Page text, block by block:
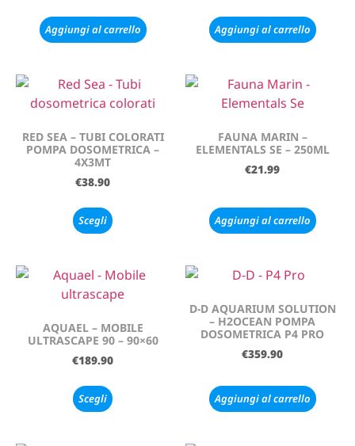
Aggiungi al carrello Aggiungi al carrello
RED SEA – TUBI COLORATI
POMPA DOSOMETRICA –
4X3MT
€38.90
Scegli
FAUNA MARIN –
ELEMENTALS SE – 250ML
€21.99
Aggiungi al carrello
AQUAEL – MOBILE
ULTRASCAPE 90 – 90×60
€189.90
Scegli
D-D AQUARIUM SOLUTION
– H2OCEAN POMPA
DOSOMETRICA P4 PRO
€359.90
Aggiungi al carrello